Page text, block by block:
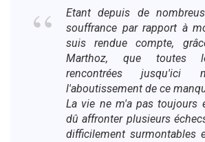
Etant depuis de
souffrance par rapport à
suis rendue compte,
Marthoz, que toutes
rencontrées jusqu'ici
l'aboutissement de ce
La vie ne m'a pas toujours
dû affronter plusieurs
difficilement surmontables